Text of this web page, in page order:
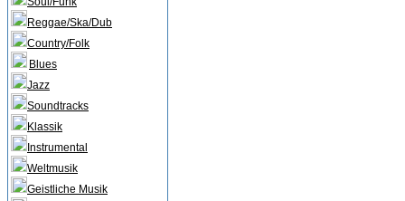
Reggae/Ska/Dub
Country/Folk
Blues
Jazz
Soundtracks
Klassik
Instrumental
Weltmusik
Geistliche Musik